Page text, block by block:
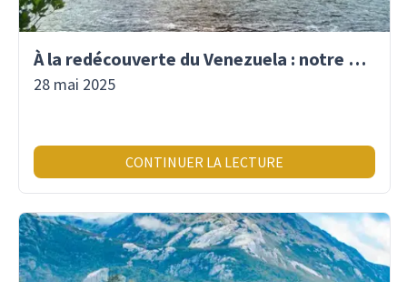
À la redécouverte du Venezuela : notre premier voyage là-bas depuis 2017
28 mai 2025
CONTINUER LA LECTURE